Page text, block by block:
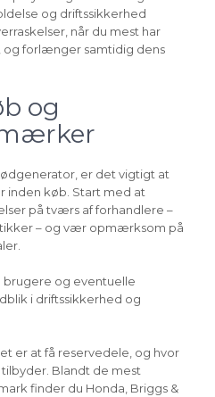
og driftssikkerhed
når du mest har
og forlænger samtidig dens
og
er det vigtigt at
inden køb. Start med at
på tværs af forhandlere –
– og vær opmærksom på
brugere og eventuelle
i driftssikkerhed og
er at få reservedele, og hvor
Blandt de mest
finder du Honda, Briggs &